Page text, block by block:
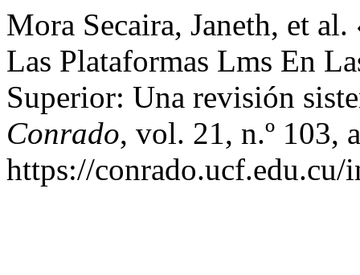
Mora Secaira, Janeth, et
Las Plataformas Lms En
Superior: Una revisión
Conrado, vol. 21, n.º 103,
https://